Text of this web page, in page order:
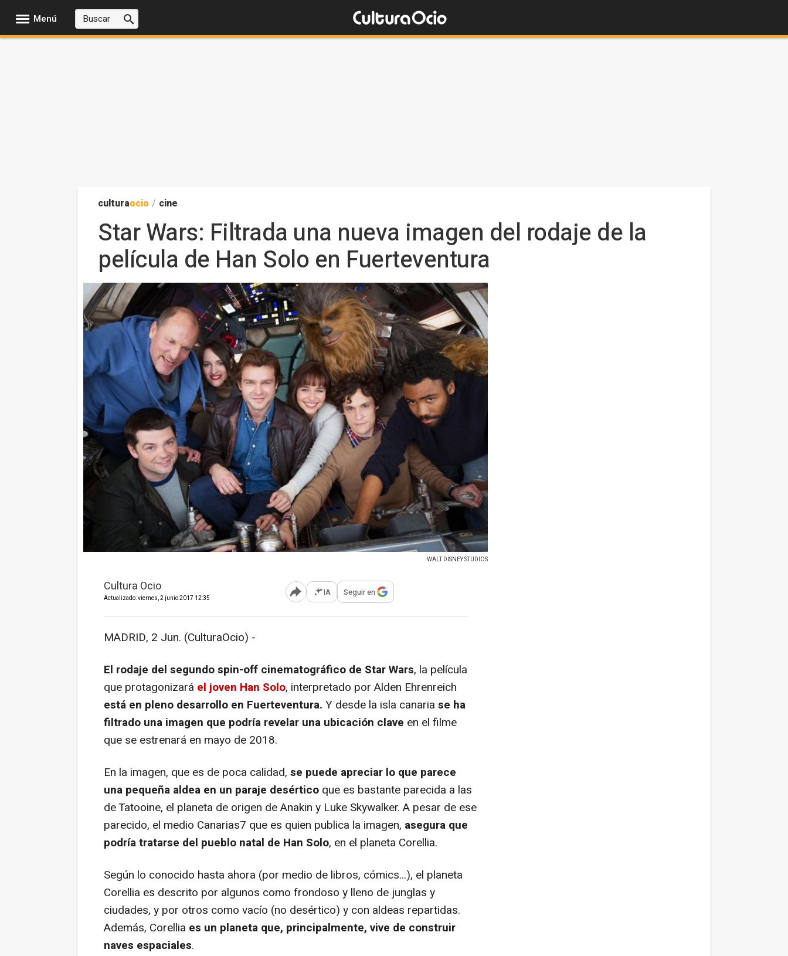
Menú
culturaocio / cine
Star Wars: Filtrada una nueva imagen del rodaje de la
película de Han Solo en Fuerteventura
WALT DISNEY STUDIOS
Cultura Ocio
Actualizado: viernes, 2 junio 2017 12:35 Abrir opciones para compartir
IA Seguir en
MADRID, 2 Jun. (CulturaOcio) -
El rodaje del segundo spin-off cinematográfico de Star Wars, la película
que protagonizará el joven Han Solo, interpretado por Alden Ehrenreich
está en pleno desarrollo en Fuerteventura. Y desde la isla canaria se ha
filtrado una imagen que podría revelar una ubicación clave en el filme
que se estrenará en mayo de 2018.
En la imagen, que es de poca calidad, se puede apreciar lo que parece
una pequeña aldea en un paraje desértico que es bastante parecida a las
de Tatooine, el planeta de origen de Anakin y Luke Skywalker. A pesar de ese
parecido, el medio Canarias7 que es quien publica la imagen, asegura que
podría tratarse del pueblo natal de Han Solo, en el planeta Corellia.
Según lo conocido hasta ahora (por medio de libros, cómics...), el planeta
Corellia es descrito por algunos como frondoso y lleno de junglas y
ciudades, y por otros como vacío (no desértico) y con aldeas repartidas.
Además, Corellia es un planeta que, principalmente, vive de construir
naves espaciales.